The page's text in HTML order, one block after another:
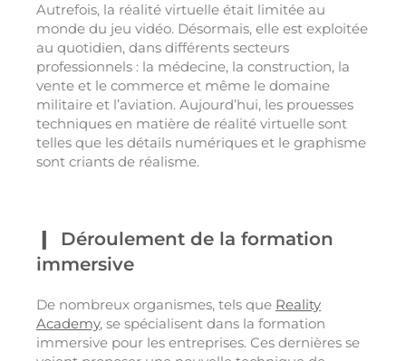
Autrefois, la réalité virtuelle était limitée au
monde du jeu vidéo. Désormais, elle est exploitée
au quotidien, dans différents secteurs
professionnels : la médecine, la construction, la
vente et le commerce et même le domaine
militaire et l’aviation. Aujourd’hui, les prouesses
techniques en matière de réalité virtuelle sont
telles que les détails numériques et le graphisme
sont criants de réalisme.
Déroulement de la formation
immersive
De nombreux organismes, tels que Reality
Academy, se spécialisent dans la formation
immersive pour les entreprises. Ces dernières se